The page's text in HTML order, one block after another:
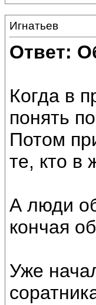
Игнатьев
Ответ:
Когда в
понять
Потом
те, кто в
А люди
кончая
Уже